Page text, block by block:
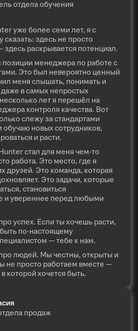
отдела обучения
уже более семи лет, я с
здесь не просто
здесь раскрывается потенциал.
позиции менеджера по работе с
Это был невероятно ценный
меня слышать, понимать и
в самых непростых
лет я перешёл на
контроля качества. Вот
слежу за стандартами
новых сотрудников,
и расти.
стал для меня чем-то
работа. Это место, где я
друзей. Это команда, которая
Это задачи, которые
становиться
и увереннее перед любыми
успех. Если ты хочешь расти,
по-настоящему
— тебе к нам.
людей. Мы честны, открыты и
не просто работаем вместе —
которой хочется быть.
продаж